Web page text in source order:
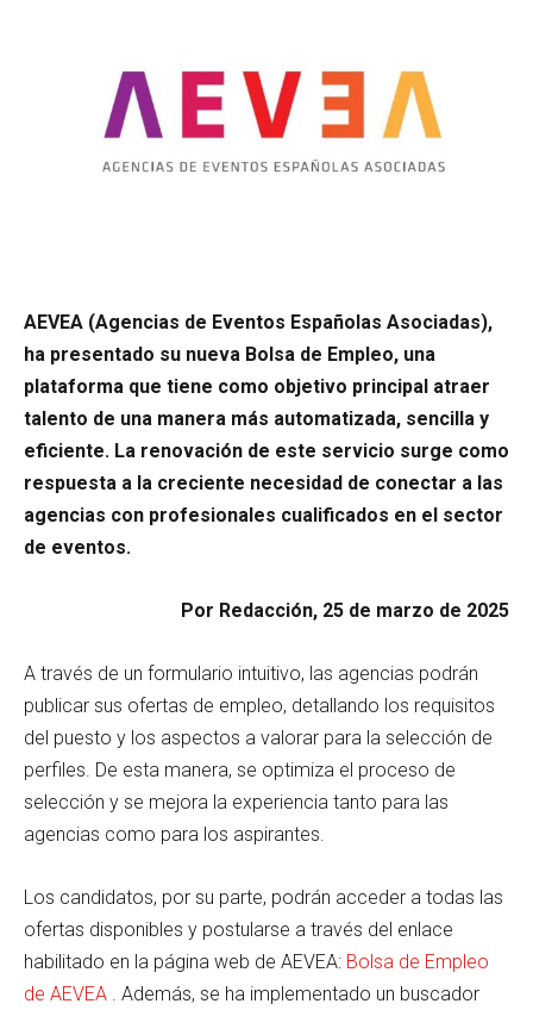
AEVEA (Agencias de Eventos Españolas Asociadas),
ha presentado su nueva Bolsa de Empleo, una
plataforma que tiene como objetivo principal atraer
talento de una manera más automatizada, sencilla y
eficiente. La renovación de este servicio surge como
respuesta a la creciente necesidad de conectar a las
agencias con profesionales cualificados en el sector
de eventos.
Por Redacción, 25 de marzo de 2025
A través de un formulario intuitivo, las agencias podrán
publicar sus ofertas de empleo, detallando los requisitos
del puesto y los aspectos a valorar para la selección de
perfiles. De esta manera, se optimiza el proceso de
selección y se mejora la experiencia tanto para las
agencias como para los aspirantes.
Los candidatos, por su parte, podrán acceder a todas las
ofertas disponibles y postularse a través del enlace
habilitado en la página web de AEVEA: Bolsa de Empleo
de AEVEA . Además, se ha implementado un buscador